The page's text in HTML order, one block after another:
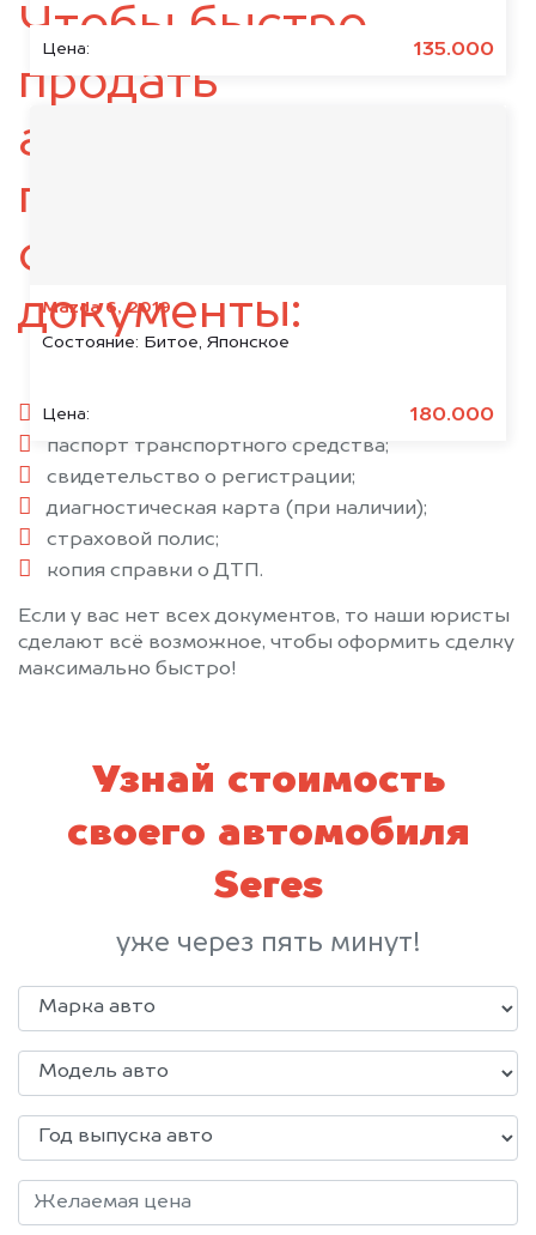
Цена: 135.000
Mazda 6, 2019
Состояние: Битое, Японское
Цена: 180.000
Чтобы быстро
продать
автомобиль,
подготовьте
следующие
документы:
паспорт гражданина РФ;
паспорт транспортного средства;
свидетельство о регистрации;
диагностическая карта (при наличии);
страховой полис;
копия справки о ДТП.
Если у вас нет всех документов, то наши юристы
сделают всё возможное, чтобы оформить сделку
максимально быстро!
Узнай стоимость
своего автомобиля
Seres
уже через пять минут!